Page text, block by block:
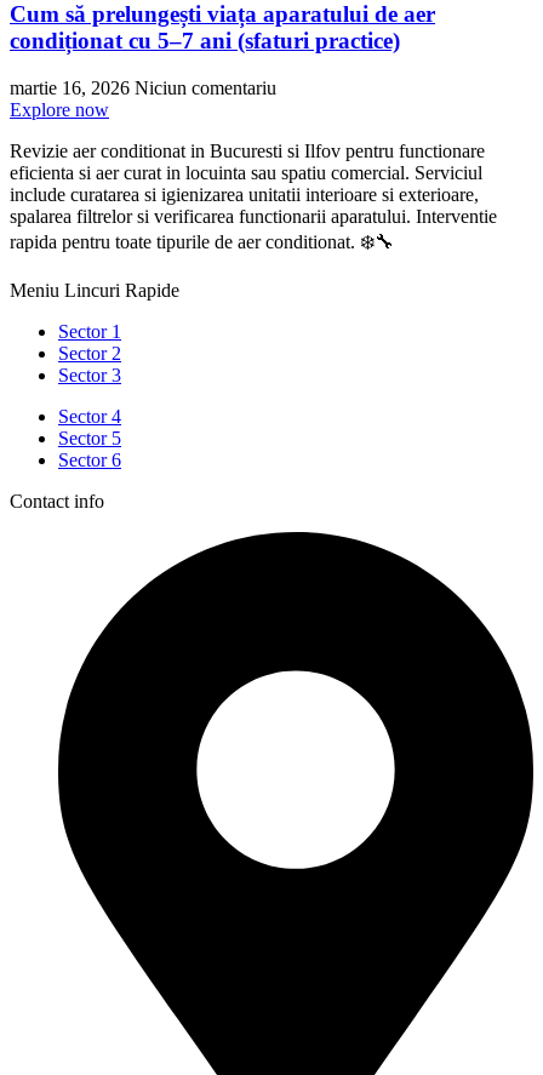
Cum să prelungești viața aparatului de aer
condiționat cu 5–7 ani (sfaturi practice)
martie 16, 2026 Niciun comentariu
Explore now
Revizie aer conditionat in Bucuresti si Ilfov pentru functionare
eficienta si aer curat in locuinta sau spatiu comercial. Serviciul
include curatarea si igienizarea unitatii interioare si exterioare,
spalarea filtrelor si verificarea functionarii aparatului. Interventie
rapida pentru toate tipurile de aer conditionat. ❄️🔧
Meniu Lincuri Rapide
Sector 1
Sector 2
Sector 3
Sector 4
Sector 5
Sector 6
Contact info